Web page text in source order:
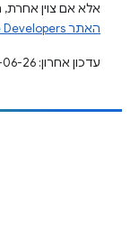
אלא אם צוין אחרת,
האתר Google Developers‏
עדכון אחרון: 2018-06-26 (שעון UTC).